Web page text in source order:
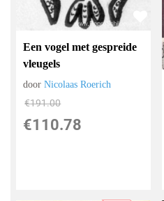
Een vogel met gespreide
vleugels
doorNicolaas Roerich
€191.00
€110.78